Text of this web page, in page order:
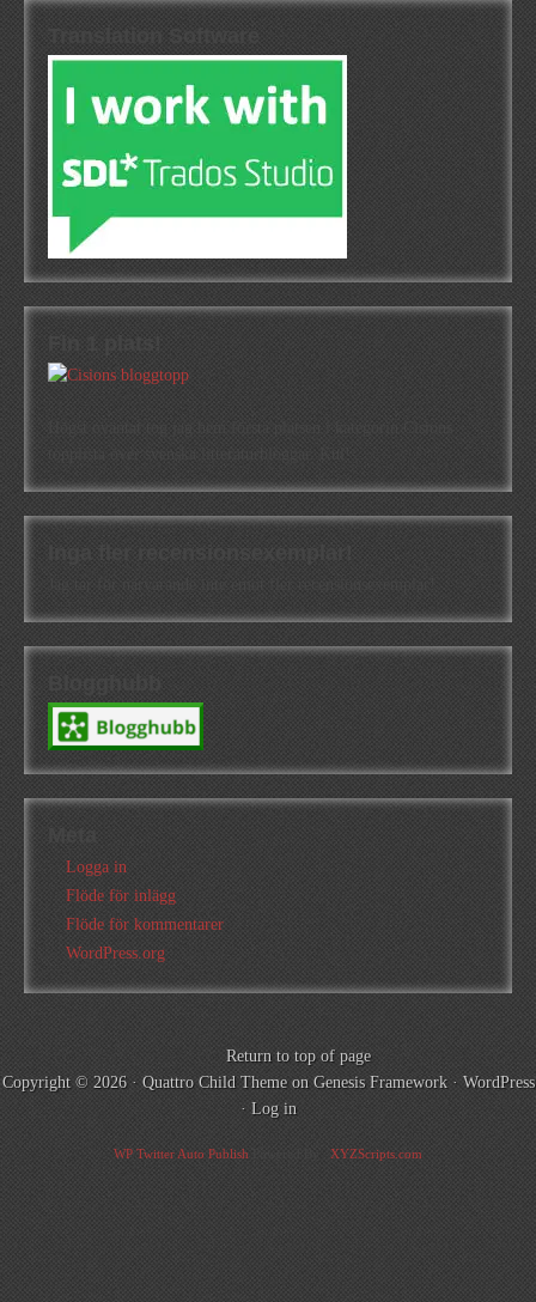
Translation Software
Fin 1 plats!
Högst oväntat tog jag hem första platsen i kategorin Cisions
topplista över svenska litteraturbloggar. Kul!
Inga fler recensionsexemplar!
Jag tar för närvarande inte emot fler recensionsexemplar!
Blogghubb
Logga in
Flöde för inlägg
Flöde för kommentarer
WordPress.org
Return to top of page
Copyright © 2026 · Quattro Child Themeon Genesis Framework· WordPress
· Log in
WP Twitter Auto Publish XYZScripts.com